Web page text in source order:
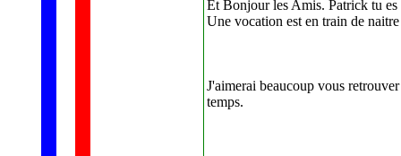
Et Bonjour les Amis. Patrick tu es
Une vocation est en train de
J'aimerai beaucoup vous
temps.